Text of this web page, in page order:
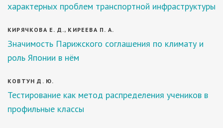
характерных проблем транспортной инфраструктуры
КИРЯЧКОВА Е. Д., КИРЕЕВА П. А.
Значимость Парижского соглашения по климату и
роль Японии в нём
КОВТУН Д. Ю.
Тестирование как метод распределения учеников в
профильные классы